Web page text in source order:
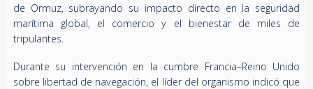
de Ormuz, subrayando su impacto directo en la seguridad
marítima global, el comercio y el bienestar de miles de
tripulantes.
Durante su intervención en la cumbre Francia–Reino Unido
sobre libertad de navegación, el líder del organismo indicó que